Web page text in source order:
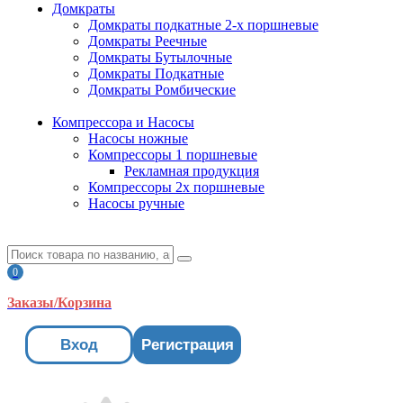
Домкраты
Домкраты подкатные 2-х поршневые
Домкраты Реечные
Домкраты Бутылочные
Домкраты Подкатные
Домкраты Ромбические
Компрессора и Насосы
Насосы ножные
Компрессоры 1 поршневые
Рекламная продукция
Компрессоры 2х поршневые
Насосы ручные
0
Заказы/Корзина
Вход Регистрация